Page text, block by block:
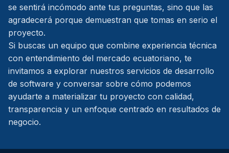
se sentirá incómodo ante tus preguntas, sino que las
agradecerá porque demuestran que tomas en serio el
proyecto.
Si buscas un equipo que combine experiencia técnica
con entendimiento del mercado ecuatoriano, te
invitamos a explorar nuestros servicios de desarrollo
de software y conversar sobre cómo podemos
ayudarte a materializar tu proyecto con calidad,
transparencia y un enfoque centrado en resultados de
negocio.